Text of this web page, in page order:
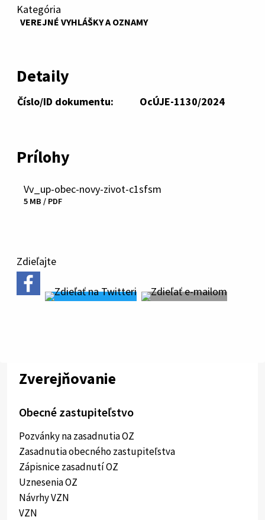
Kategória
VEREJNÉ VYHLÁŠKY A OZNAMY
Detaily
Číslo/ID dokumentu: OcÚJE-1130/2024
Prílohy
Stiahnuť
Vv_up-obec-novy-zivot-c1sfsm
5 MB / PDF
Zdieľajte
Zverejňovanie
Obecné zastupiteľstvo
Pozvánky na zasadnutia OZ
Zasadnutia obecného zastupiteľstva
Zápisnice zasadnutí OZ
Uznesenia OZ
Návrhy VZN
VZN